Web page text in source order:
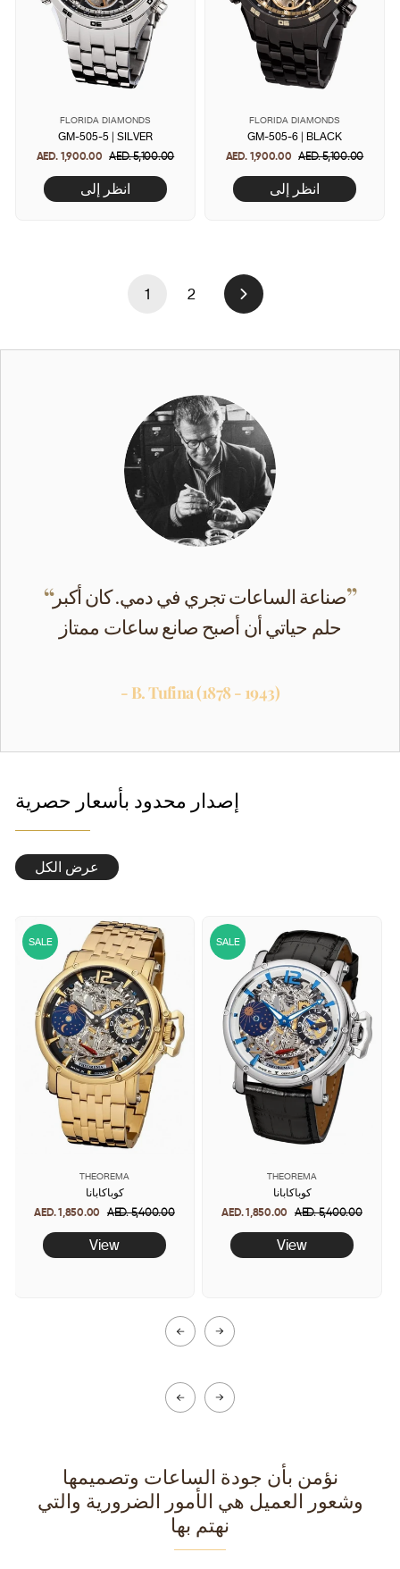
FLORIDA DIAMONDS
GM-505-5 | SILVER
AED. 1,900.00 Regular
price
AED. 5,100.00Sale
انظر إلى
FLORIDA DIAMONDS
GM-505-6 | BLACK
AED. 1,900.00 Regular
price
AED. 5,100.00Sale
انظر إلى
1
2
Next
صناعة الساعات تجري في دمي. كان أكبر
حلم حياتي أن أصبح صانع ساعات ممتاز
- B. Tufina (1878 - 1943)
إصدار محدود بأسعار حصرية
عرض الكل
SALE
THEOREMA
كوباكابانا
AED. 1,850.00 Regular
price
AED. 5,400.00Sale
View
SOLD
OUT
THEOREMA
كوباكابانا
AED. 1,850.00 Regular
price
AED. 5,400.00Sale
View
نؤمن بأن جودة الساعات وتصميمها
وشعور العميل هي الأمور الضرورية والتي
نهتم بها